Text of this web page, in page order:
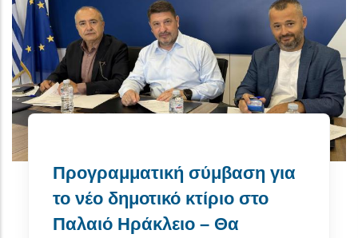
Προγραμματική σύμβαση για
το νέο δημοτικό κτίριο στο
Παλαιό Ηράκλειο – Θα